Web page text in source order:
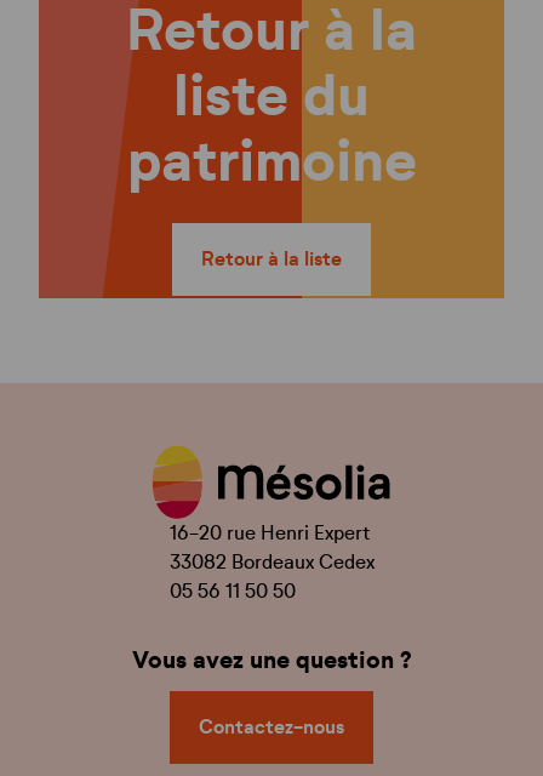
Retour à la
liste du
patrimoine
Retour à la liste
16-20 rue Henri Expert
33082 Bordeaux Cedex
05 56 11 50 50
Vous avez une question ?
Contactez-nous